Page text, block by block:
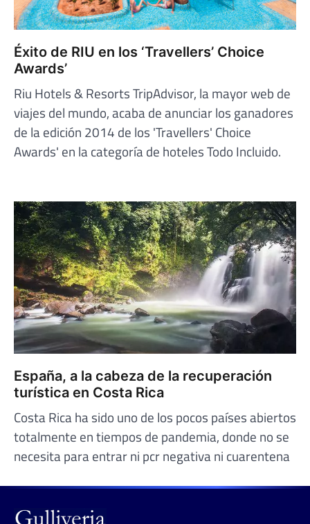
Éxito de RIU en los ‘Travellers’ Choice
Awards’
Riu Hotels & Resorts TripAdvisor, la mayor web de
viajes del mundo, acaba de anunciar los ganadores
de la edición 2014 de los 'Travellers' Choice
Awards' en la categoría de hoteles Todo Incluido.
España, a la cabeza de la recuperación
turística en Costa Rica
Costa Rica ha sido uno de los pocos países abiertos
totalmente en tiempos de pandemia, donde no se
necesita para entrar ni pcr negativa ni cuarentena